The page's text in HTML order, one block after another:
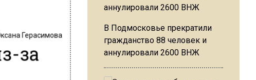
Герасимова
за
В Подмосковье прекратили
гражданство 88 человек и
аннулировали 2600 ВНЖ